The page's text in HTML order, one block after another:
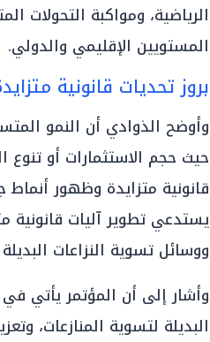
الرياضية، ومواكبة التحولات
المستويين الإقليمي والدولي.
بروز تحديات قانونية
وأوضح الذوادي أن النمو
حيث حجم الاستثمارات أو تنوع
قانونية متزايدة وظهور أنماط
يستدعي تطوير آليات قانونية
ووسائل تسوية النزاعات
وأشار إلى أن المؤتمر يأتي
البديلة لتسوية المنازعات،